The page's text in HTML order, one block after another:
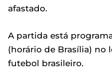
afastado.
A partida está
(horário de Brasília) no
futebol brasileiro.